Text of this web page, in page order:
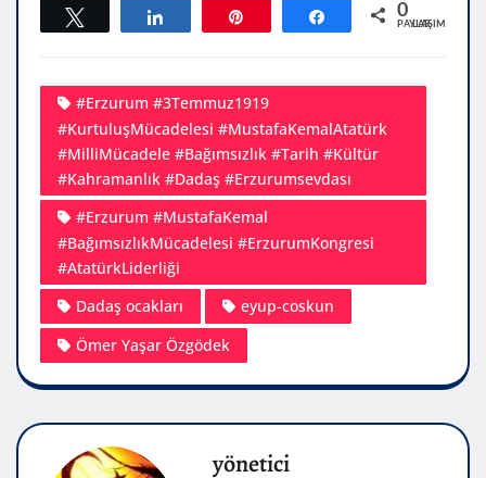
Tweetle Paylaş 0
PAYLAŞIMLAR
#Erzurum #3Temmuz1919
#KurtuluşMücadelesi #MustafaKemalAtatürk
#MilliMücadele #Bağımsızlık #Tarih #Kültür
#Kahramanlık #Dadaş #Erzurumsevdası
#Erzurum #MustafaKemal
#BağımsızlıkMücadelesi #ErzurumKongresi
#AtatürkLiderliği
Dadaş ocakları
eyup-coskun
Ömer Yaşar Özgödek
yönetici